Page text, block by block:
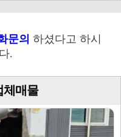
문의 하셨다고 하시
.
체매물